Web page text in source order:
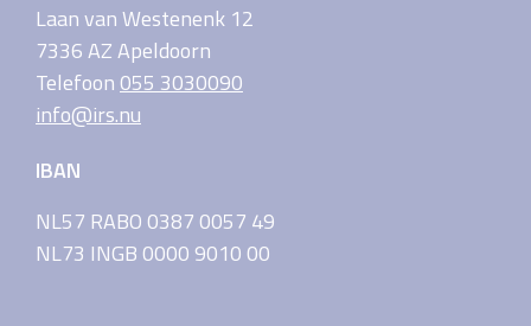
Laan van Westenenk 12
7336 AZ Apeldoorn
Telefoon 055 3030090
info@irs.nu
IBAN
NL57 RABO 0387 0057 49
NL73 INGB 0000 9010 00